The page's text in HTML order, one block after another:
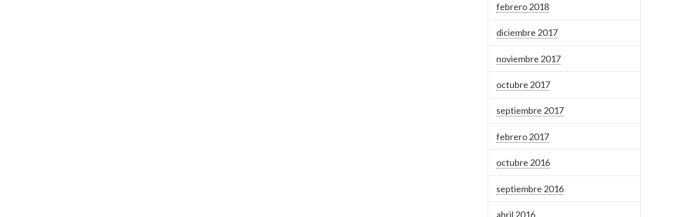
febrero 2018
diciembre 2017
noviembre 2017
octubre 2017
septiembre 2017
febrero 2017
octubre 2016
septiembre 2016
abril 2016